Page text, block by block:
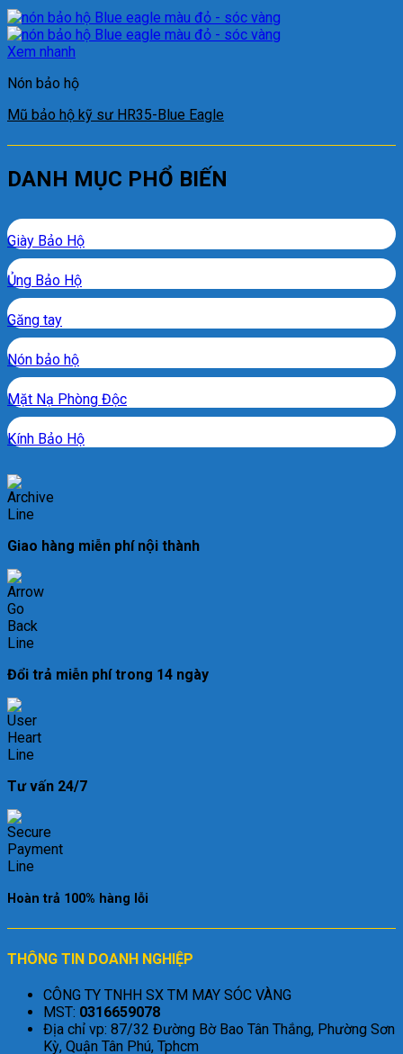
Xem nhanh
Nón bảo hộ
Mũ bảo hộ kỹ sư HR35-Blue Eagle
DANH MỤC PHỔ BIẾN
Giày Bảo Hộ
Ủng Bảo Hộ
Găng tay
Nón bảo hộ
Mặt Nạ Phòng Độc
Kính Bảo Hộ
Giao hàng miễn phí nội thành
Đổi trả miễn phí trong 14 ngày
Tư vấn 24/7
Hoàn trả 100% hàng lỗi
THÔNG TIN DOANH NGHIỆP
CÔNG TY TNHH SX TM MAY SÓC VÀNG
MST: 0316659078
Địa chỉ vp: 87/32 Đường Bờ Bao Tân Thắng, Phường Sơn
Kỳ, Quận Tân Phú, Tphcm